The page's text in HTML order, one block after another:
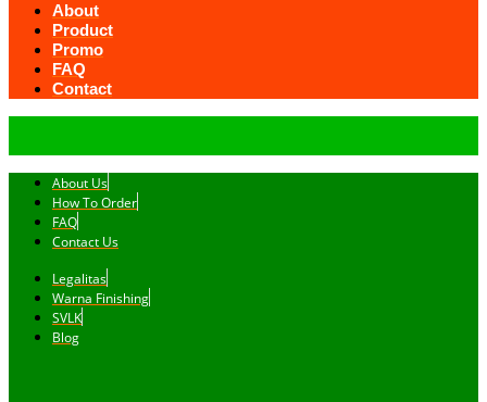
About
Product
Promo
FAQ
Contact
About Us
How To Order
FAQ
Contact Us
Legalitas
Warna Finishing
SVLK
Blog